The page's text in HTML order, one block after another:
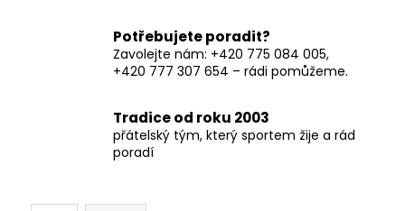
Potřebujete poradit?
Zavolejte nám: +420 775 084 005,
+420 777 307 654 – rádi pomůžeme.
Tradice od roku 2003
přátelský tým, který sportem žije a rád
poradí